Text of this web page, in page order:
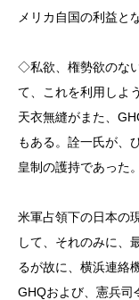
メリカ自国の利益と
◇私欲、権勢欲のな
て、これを利用しよ
天衣無縫がまた、
もある。詮一氏が、
皇制の護持であった。
米軍占領下の日本の
して、それのみに、
るが故に、横浜連絡
GHQおよび、憲兵司